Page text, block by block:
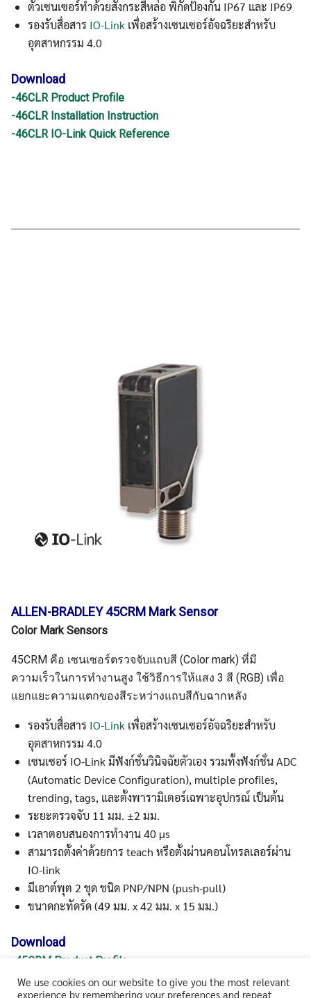
ตัวเซนเซอร์ทำด้วยสังกระสีหล่อ พิกัดป้องกัน IP67 และ IP69
รองรับสื่อสาร IO-Link เพื่อสร้างเซนเซอร์อัจฉริยะสำหรับ
อุตสาหกรรม 4.0
Download
-46CLR Product Profile
-46CLR Installation Instruction
-46CLR IO-Link Quick Reference
ALLEN-BRADLEY 45CRM Mark Sensor
Color Mark Sensors
45CRM คือ เซนเซอร์ตรวจจับแถบสี (Color mark) ที่มี
ความเร็วในการทำงานสูง ใช้วิธีการให้แสง 3 สี (RGB) เพื่อ
แยกแยะความแตกของสีระหว่างแถบสีกับฉากหลัง
รองรับสื่อสาร IO-Link เพื่อสร้างเซนเซอร์อัจฉริยะสำหรับ
อุตสาหกรรม 4.0
เซนเซอร์ IO-Link มีฟังก์ชั่นวินิจฉัยตัวเอง รวมทั้งฟังก์ชั่น ADC
(Automatic Device Configuration), multiple profiles,
trending, tags, และตั้งพารามิเตอร์เฉพาะอุปกรณ์ เป็นต้น
ระยะตรวจจับ 11 มม. ±2 มม.
เวลาตอบสนองการทำงาน 40 μs
สามารถตั้งค่าด้วยการ teach หรือตั้งผ่านคอนโทรลเลอร์ผ่าน
IO-link
มีเอาต์พุต 2 ชุด ชนิด PNP/NPN (push-pull)
ขนาดกะทัดรัด (49 มม. x 42 มม. x 15 มม.)
Download
-45CRM Product Profile
-45CRM Instalation Instruction
We use cookies on our website to give you the most relevant
experience by remembering your preferences and repeat